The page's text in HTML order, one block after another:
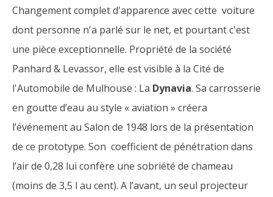
Changement complet d'apparence avec cette voiture
dont personne n'a parlé sur le net, et pourtant c'est
une pièce exceptionnelle. Propriété de la société
Panhard & Levassor, elle est visible à la Cité de
l'Automobile de Mulhouse : La Dynavia. Sa carrosserie
en goutte d’eau au style « aviation » créera
l’événement au Salon de 1948 lors de la présentation
de ce prototype. Son coefficient de pénétration dans
l’air de 0,28 lui confère une sobriété de chameau
(moins de 3,5 l au cent). A l’avant, un seul projecteur